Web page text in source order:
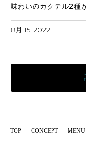
味わいのカクテル2種
8月 15, 2022
TOP CONCEPT MENU